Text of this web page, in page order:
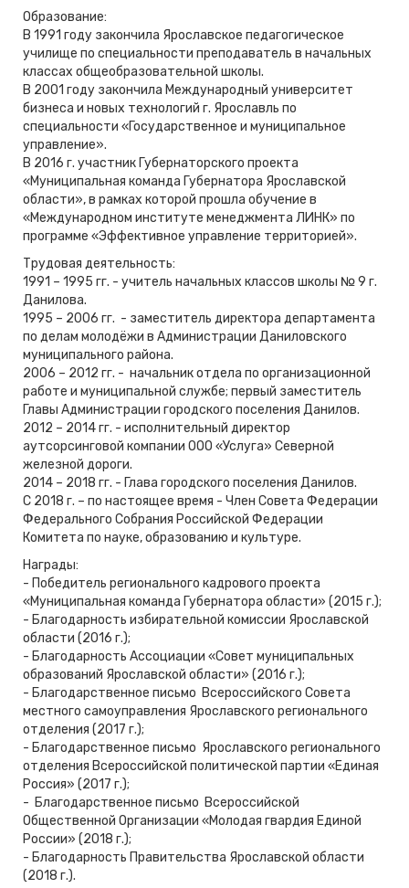
Образование:
В 1991 году закончила Ярославское педагогическое
училище по специальности преподаватель в начальных
классах общеобразовательной школы.
В 2001 году закончила Международный университет
бизнеса и новых технологий г. Ярославль по
специальности «Государственное и муниципальное
управление».
В 2016 г. участник Губернаторского проекта
«Муниципальная команда Губернатора Ярославской
области», в рамках которой прошла обучение в
«Международном институте менеджмента ЛИНК» по
программе «Эффективное управление территорией».
Трудовая деятельность:
1991 – 1995 гг. - учитель начальных классов школы № 9 г.
Данилова.
1995 – 2006 гг. - заместитель директора департамента
по делам молодёжи в Администрации Даниловского
муниципального района.
2006 – 2012 гг. - начальник отдела по организационной
работе и муниципальной службе; первый заместитель
Главы Администрации городского поселения Данилов.
2012 – 2014 гг. - исполнительный директор
аутсорсинговой компании ООО «Услуга» Северной
железной дороги.
2014 – 2018 гг. - Глава городского поселения Данилов.
С 2018 г. – по настоящее время - Член Совета Федерации
Федерального Собрания Российской Федерации
Комитета по науке, образованию и культуре.
Награды:
- Победитель регионального кадрового проекта
«Муниципальная команда Губернатора области» (2015 г.);
- Благодарность избирательной комиссии Ярославской
области (2016 г.);
- Благодарность Ассоциации «Совет муниципальных
образований Ярославской области» (2016 г.);
- Благодарственное письмо Всероссийского Совета
местного самоуправления Ярославского регионального
отделения (2017 г.);
- Благодарственное письмо Ярославского регионального
отделения Всероссийской политической партии «Единая
Россия» (2017 г.);
- Благодарственное письмо Всероссийской
Общественной Организации «Молодая гвардия Единой
России» (2018 г.);
- Благодарность Правительства Ярославской области
(2018 г.).